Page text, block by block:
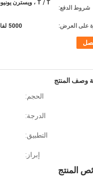
شروط الدفع:
على العرض:
5000 لفات في الأسبوع
وصف المنتج
الحجم:
الدرجة:
التطبيق:
إبراز:
المنتج